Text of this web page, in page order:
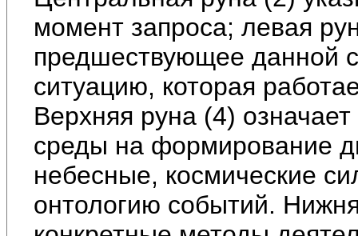
момент запроса; левая
предшествующее данной
ситуацию, которая
Верхняя руна (4)
среды на формирование
небесные, космические
онтологию событий.